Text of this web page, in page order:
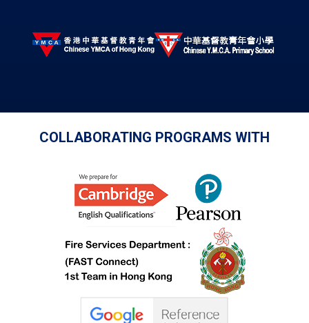
COLLABORATING PROGRAMS WITH